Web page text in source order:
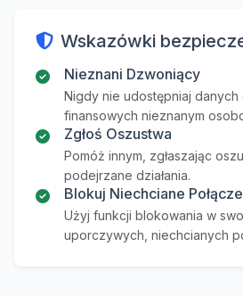
Wskazówki
Nieznani Dzwoniący
Nigdy nie udostępniaj
finansowych nieznanym
Zgłoś Oszustwa
Pomóż innym, zgłaszając
podejrzane działania.
Blokuj Niechciane
Użyj funkcji blokowania w
uporczywych, niechcianych